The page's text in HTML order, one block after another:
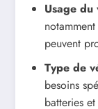
Usage du
peuvent
Type de
besoins
batteries